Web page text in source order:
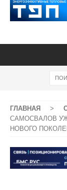
ГЛАВНАЯ >
САМОСВАЛОВ
НОВОГО